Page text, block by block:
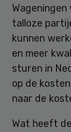
talloze
kunnen
en meer
sturen in
op de
naar de
Wat heeft